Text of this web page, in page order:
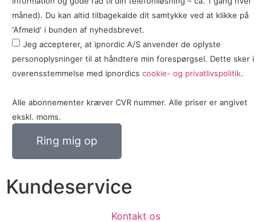
måned). Du kan altid tilbagekalde dit samtykke ved at klikke på
'Afmeld' i bunden af nyhedsbrevet.
Jeg accepterer, at ipnordic A/S anvender de oplyste
personoplysninger til at håndtere min forespørgsel. Dette sker i
overensstemmelse med ipnordics cookie- og privatlivspolitik.
Alle abonnementer kræver CVR nummer. Alle priser er angivet
ekskl. moms.
Ring mig op
Kundeservice
Kontakt os